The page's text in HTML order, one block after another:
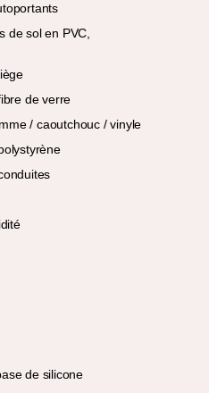
de sol en PVC,
de verre
/ caoutchouc / vinyle
de silicone